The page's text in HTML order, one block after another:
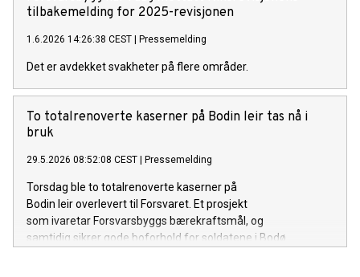
tilbakemelding for 2025-revisjonen
1.6.2026 14:26:38 CEST Pressemelding
Det er avdekket svakheter på flere områder.
​​To totalrenoverte kaserner på Bodin leir tas nå i
bruk​
29.5.2026 08:52:08 CEST Pressemelding
Torsdag ble to totalrenoverte kaserner på
Bodin leir overlevert til Forsvaret. Et prosjekt
som ivaretar Forsvarsbyggs bærekraftsmål, og
samtidig sikrer gode boforhold for soldatene i Bodø.